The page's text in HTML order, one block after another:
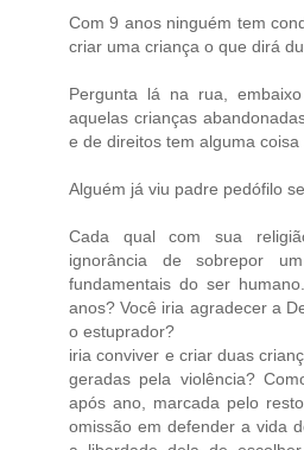
Com 9 anos ninguém tem
criar uma criança o que dirá
Pergunta lá na rua,
aquelas crianças
e de direitos tem alguma coisa
Alguém já viu padre pedófilo
Cada qual com sua
ignorância de sobrepor
fundamentais do ser
anos? Você iria agradecer a
o estuprador?
iria conviver e criar duas
geradas pela violência?
após ano, marcada pelo
omissão em defender a vida